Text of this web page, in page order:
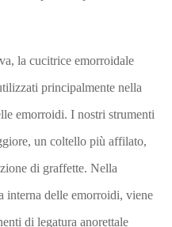
la cucitrice emorroidale
principalmente nella
emorroidi. I nostri strumenti
un coltello più affilato,
di graffette. Nella
interna delle emorroidi, viene
di legatura anorettale